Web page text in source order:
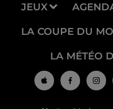
JEUX
LA COUPE DU
LA MÉTÉO